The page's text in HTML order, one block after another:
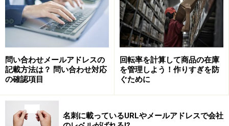
業務を社労士や税理士に依頼していて、相手が個人事業
の場合にもマイナンバーが必要となります。相手が法人
なら公表されている法人番号を書けばOKです。
マイナンバーが集まらなかったらどうした
問い合わせメールアドレスの
記載方法は？ 問い合わせ対応
の確認項目
回転率を計算して商品の在庫
を管理しよう！作りすぎを防
ぐために
名刺に載っているURLやメールアドレスで会社